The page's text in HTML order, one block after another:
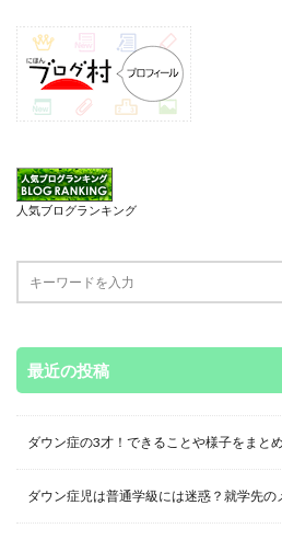
人気ブログランキング
最近の投稿
ダウン症の3才！できることや様子をまと
ダウン症児は普通学級には迷惑？就学先の